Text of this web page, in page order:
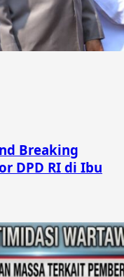
Breaking
DPD RI di Ibu